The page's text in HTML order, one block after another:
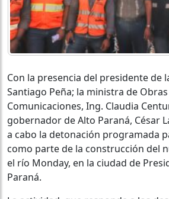
Con la presencia del presidente de
Santiago Peña; la ministra de
Comunicaciones, Ing. Claudia
gobernador de Alto Paraná, César
a cabo la detonación programada
como parte de la construcción del
el río Monday, en la ciudad de
Paraná.